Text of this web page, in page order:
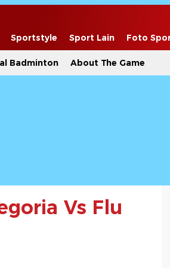
Sportstyle Sport Lain Foto
Badminton About The Game
Vs Flu